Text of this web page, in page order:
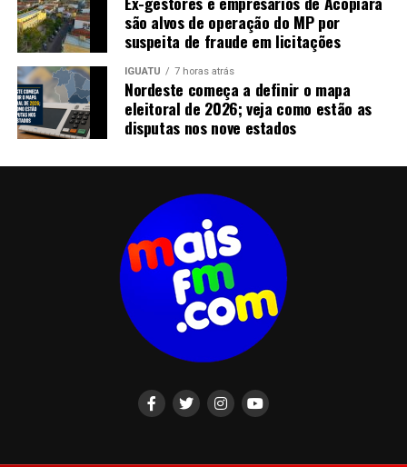
são alvos de operação do MP por
suspeita de fraude em licitações
IGUATU 7 horas atrás
Nordeste começa a definir o mapa
eleitoral de 2026; veja como estão as
disputas nos nove estados